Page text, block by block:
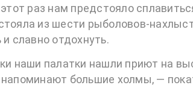
раз нам предстояло
из шести рыболовов-
славно отдохнуть.
наши палатки нашли приют на
большие холмы, —